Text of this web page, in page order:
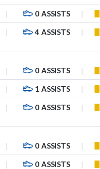
0 ASSISTS
4 ASSISTS
0 ASSISTS
1 ASSISTS
0 ASSISTS
0 ASSISTS
0 ASSISTS